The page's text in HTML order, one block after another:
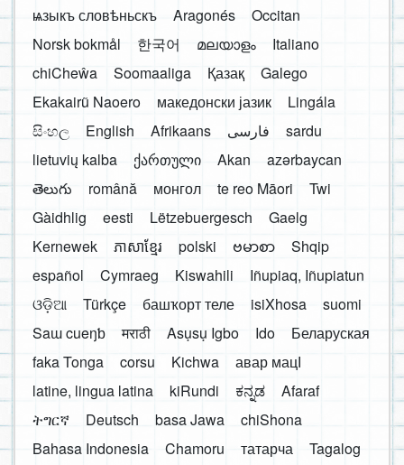
ѩзыкъ словѣньскъ
Aragonés
Occitan
Norsk bokmål
한국어 മലയാളം
Italiano
chiCheŵa
Soomaaliga Қазақ
Galego
Ekakairũ Naoero
македонски јазик
Lingála
සිංහල
English Afrikaans فارسی
sardu
lietuvių kalba
ქართული Akan
azərbaycan
తెలుగు
română монгол te reo Māori
Twi
Gàidhlig
eesti Lëtzebuergesch
Gaelg
Kernewek
ភាសាខ្មែរ polski ဗမာစာ
Shqip
español
Cymraeg Kiswahili
Iñupiaq, Iñupiatun
ଓଡ଼ିଆ
Türkçe башҡорт теле isiXhosa
suomi
Saɯ cueŋƅ
मराठी Asụsụ Igbo Ido
Беларуская
faka Tonga
corsu Kichwa
авар мацӀ
latine, lingua latina
kiRundi ಕನ್ನಡ
Afaraf
ትግርኛ
Deutsch basa Jawa
chiShona
Bahasa Indonesia
Chamoru татарча
Tagalog